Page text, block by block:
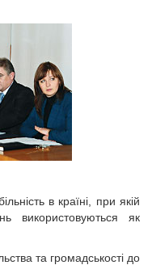
в країні, при якій
використовуються як
та громадськості до